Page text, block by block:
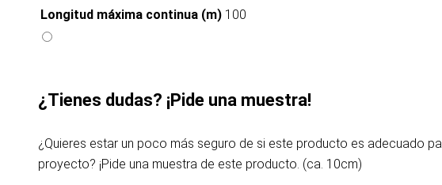
Longitud máxima continua (m) 100
¿Tienes dudas? ¡Pide una muestra!
¿Quieres estar un poco más seguro de si este producto es adecuado
proyecto? ¡Pide una muestra de este producto. (ca. 10cm)